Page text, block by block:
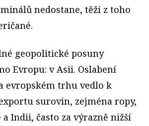
nedostane, těží z toho
geopolitické posuny
Evropu: v Asii. Oslabení
evropském trhu vedlo k
surovin, zejména ropy,
Indii, často za výrazně nižší